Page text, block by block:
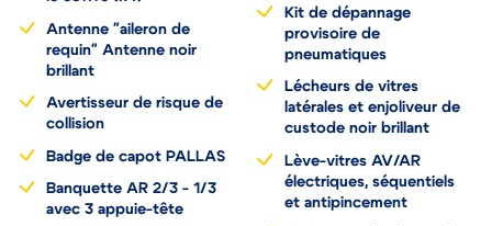
Antenne "aileron de
requin" Antenne noir
brillant
Avertisseur de risque de
collision
Badge de capot PALLAS
Banquette AR 2/3 - 1/3
avec 3 appuie-tête
Kit de dépannage
provisoire de
pneumatiques
Lécheurs de vitres
latérales et enjoliveur de
custode noir brillant
Lève-vitres AV/AR
électriques, séquentiels
et antipincement